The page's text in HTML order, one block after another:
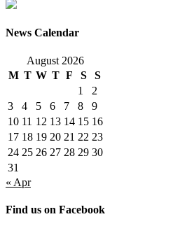
News Calendar
August 2026
M T W T F S
S
1
2
3
4 5 6 7 8
9
10 11 12 13 14 15 16
17 18 19 20 21 22 23
24 25 26 27 28 29 30
31
« Apr
Find us on Facebook